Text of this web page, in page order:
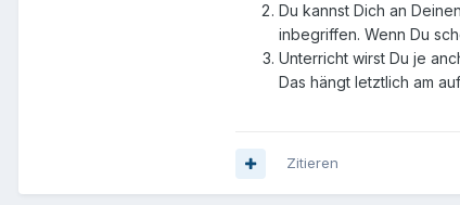
Du kannst Dich an
inbegriffen. Wenn Du
Unterricht wirst Du je
Das hängt letztlich am
Zitieren